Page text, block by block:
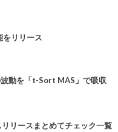
をリリース
動を「t-Sort MAS」で吸収
リリースまとめてチェック一覧